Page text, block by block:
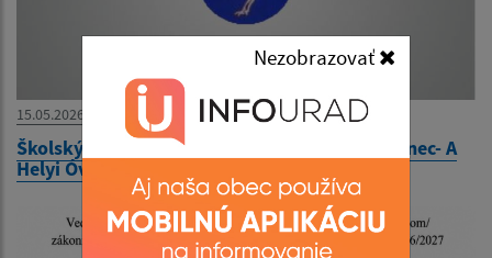
Nezobrazovať
15.05.2026
Školský poriadok Materskej školy Malý Kamenec- A
Helyi Óvoda iskolai rendje